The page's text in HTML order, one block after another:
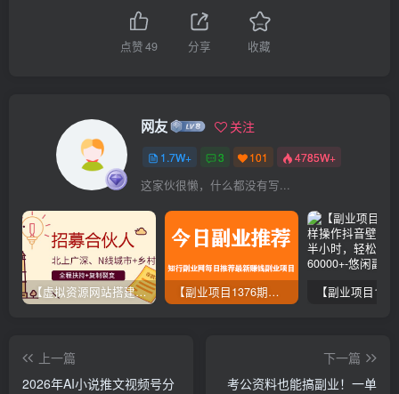
点赞49 分享 收藏
网友 关注
1.7W+ 3 101 4785W+
这家伙很懒，什么都没有写...
【虚拟资源网站搭建服务】加盟本站系统，做一个和本站一样的独立网站，躺赚的项目 【副业项目1376期】龟课最新闲鱼项目玩法实战教程_全新升级月收益几千到几万
上一篇
2026年AI小说推文视频号分
下一篇
考公资料也能搞副业！一单